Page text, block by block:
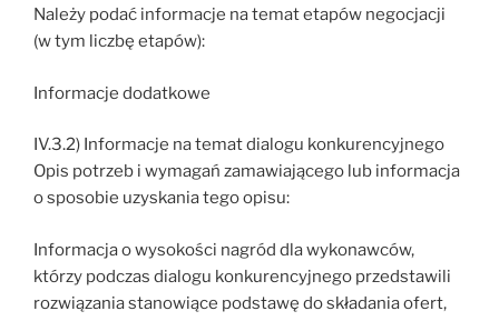
Należy podać informacje na temat etapów negocjacji
(w tym liczbę etapów):
Informacje dodatkowe
IV.3.2) Informacje na temat dialogu konkurencyjnego
Opis potrzeb i wymagań zamawiającego lub informacja
o sposobie uzyskania tego opisu:
Informacja o wysokości nagród dla wykonawców,
którzy podczas dialogu konkurencyjnego przedstawili
rozwiązania stanowiące podstawę do składania ofert,